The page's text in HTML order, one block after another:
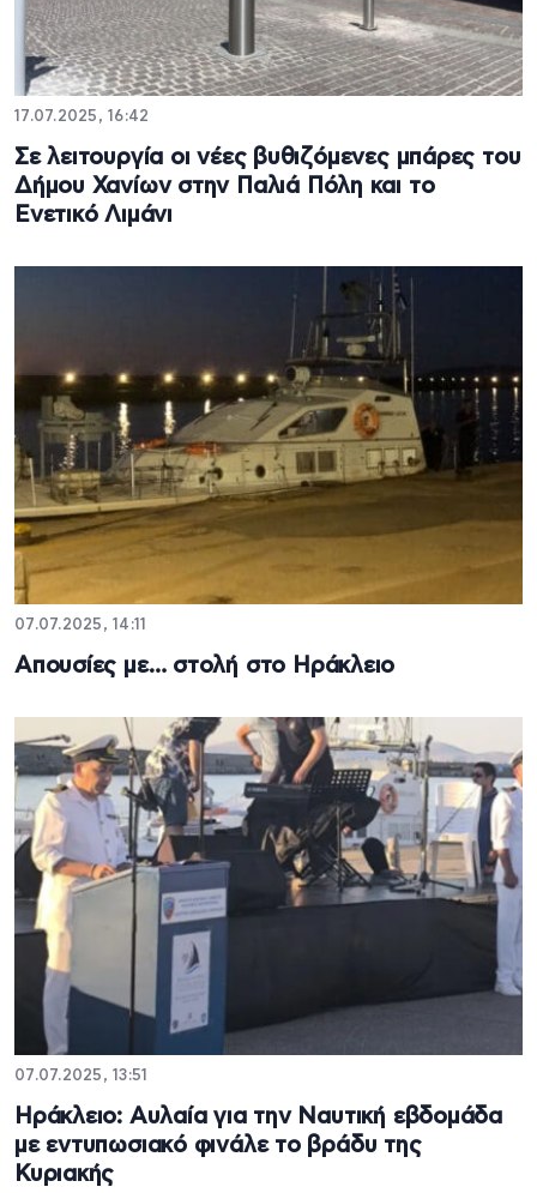
17.07.2025, 16:42
Σε λειτουργία οι νέες βυθιζόμενες μπάρες του
Δήμου Χανίων στην Παλιά Πόλη και το
Ενετικό Λιμάνι
07.07.2025, 14:11
Απουσίες με… στολή στο Ηράκλειο
07.07.2025, 13:51
Ηράκλειο: Αυλαία για την Ναυτική εβδομάδα
με εντυπωσιακό φινάλε το βράδυ της
Κυριακής